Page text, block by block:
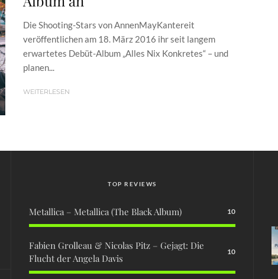
Die Shooting-Stars von AnnenMayKantereit
veröffentlichen am 18. März 2016 ihr seit langem
erwartetes Debüt-Album „Alles Nix Konkretes“ – und
planen...
WEITERLESEN
TOP REVIEWS
Metallica – Metallica (The Black Album) 10
Fabien Grolleau & Nicolas Pitz – Gejagt: Die
Flucht der Angela Davis
10